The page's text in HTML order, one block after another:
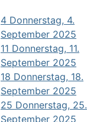
4 Donnerstag, 4.
September 2025
11 Donnerstag, 11.
September 2025
18 Donnerstag, 18.
September 2025
25 Donnerstag, 25.
September 2025